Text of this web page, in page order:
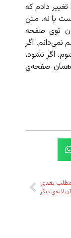
دادم که
یا نه. متن
توی صفحه
اگر
اگر نشود،
همان صفحه‌ی
بعدی
آن لایه‌ی دیگر